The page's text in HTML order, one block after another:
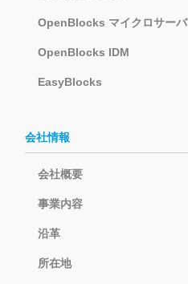
OpenBlocks マイクロサーバ
OpenBlocks IDM
EasyBlocks
会社情報
会社概要
事業内容
沿革
所在地